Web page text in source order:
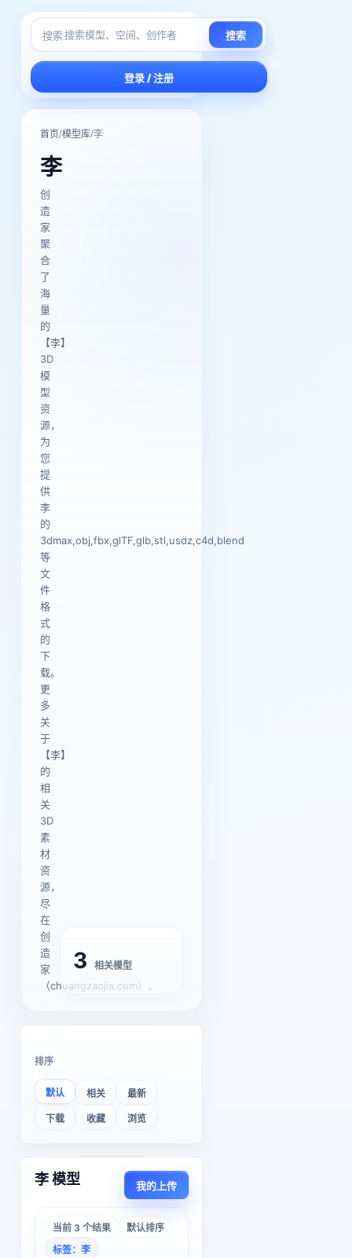
搜索 搜索
登录 / 注册
首页/模型库/李
李
创
造
家
聚
合
了
海
量
的
【李】
3D
模
型
资
源，
为
您
提
供
李
的
3dmax,obj,fbx,glTF,glb,stl,usdz,c4d,blend
等
文
件
格
式
的
下
载。
更
多
关
于
【李】
的
相
关
3D
素
材
资
源，
尽
在
创
造
家
（chuangzaojia.com）。
3 相关模型
排序
默认 相关 最新
下载 收藏 浏览
李 模型 我的上传
当前 3 个结果
默认排序
标签：李